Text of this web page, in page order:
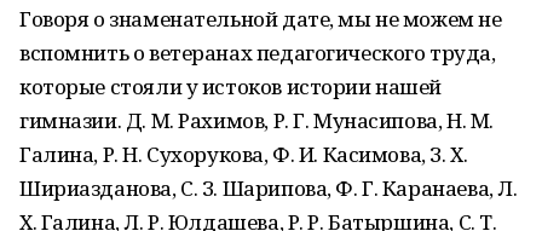
Говоря о знаменательной дате, мы не можем не
вспомнить о ветеранах педагогического труда,
которые стояли у истоков истории нашей
гимназии. Д. М. Рахимов, Р. Г. Мунасипова, Н. М.
Галина, Р. Н. Сухорукова, Ф. И. Касимова, З. Х.
Шириазданова, С. З. Шарипова, Ф. Г. Каранаева, Л.
Х. Галина, Л. Р. Юлдашева, Р. Р. Батыршина, С. Т.